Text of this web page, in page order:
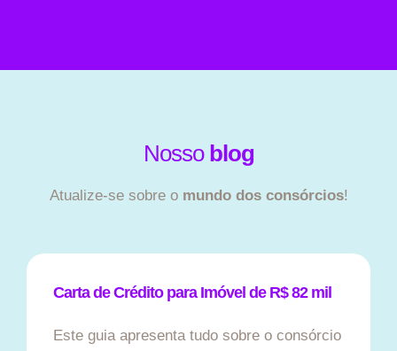
Nosso blog
Atualize-se sobre o mundo dos consórcios!
Carta de Crédito para Imóvel de R$ 82 mil
Este guia apresenta tudo sobre o consórcio